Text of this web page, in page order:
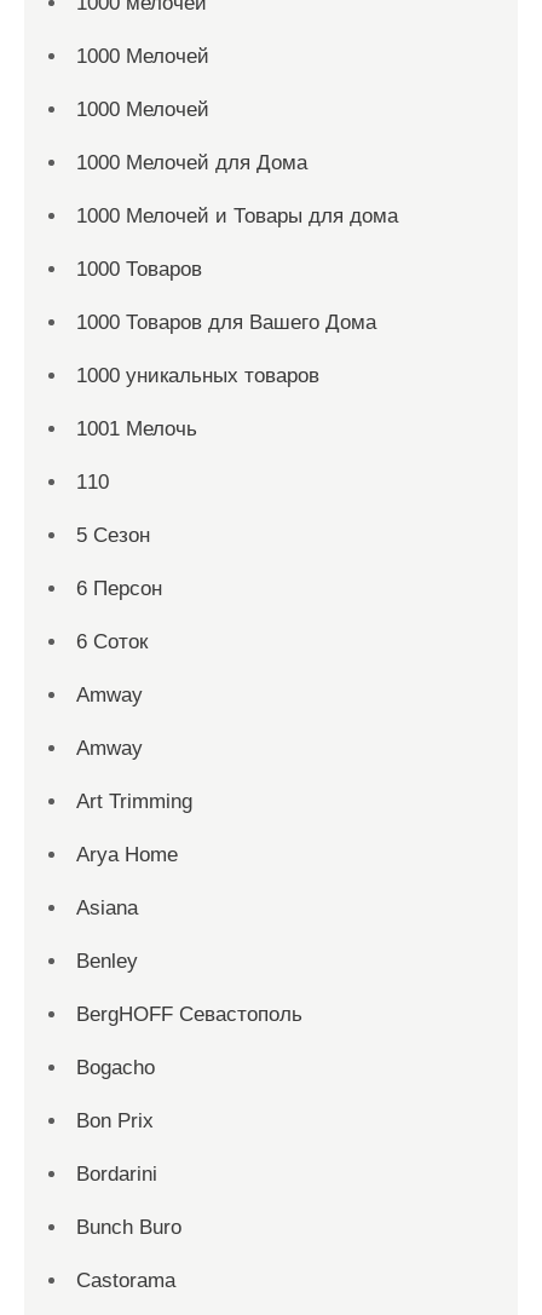
1000 Мелочей
1000 Мелочей
1000 Мелочей для Дома
1000 Мелочей и Товары для дома
1000 Товаров
1000 Товаров для Вашего Дома
1000 уникальных товаров
1001 Мелочь
110
5 Сезон
6 Персон
6 Соток
Amway
Amway
Art Trimming
Arya Home
Asiana
Benley
BergHOFF Севастополь
Bogacho
Bon Prix
Bordarini
Bunch Buro
Castorama